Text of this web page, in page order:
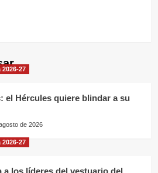
27
el Hércules quiere blindar a su
de 2026
27
a los líderes del vestuario del